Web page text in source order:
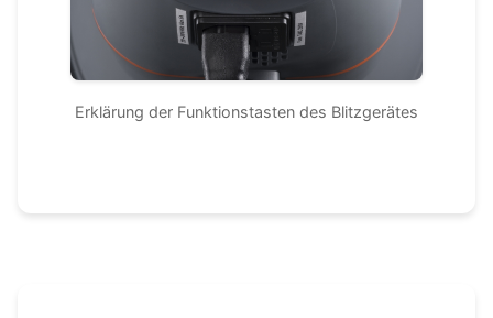
Erklärung der Funktionstasten des Blitzgerätes